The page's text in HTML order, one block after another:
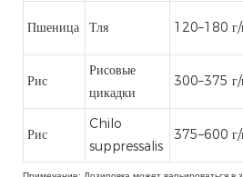
Пшеница Тля 120–180 г/
Рис
Рисовые
цикадки
300–375 г/
Рис
Chilo
suppressalis
375–600 г/